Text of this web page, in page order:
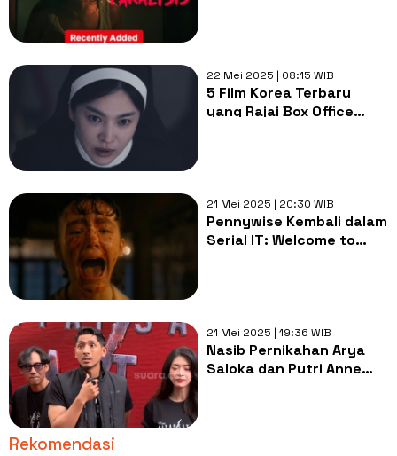
22 Mei 2025 | 08:15 WIB
5 Film Korea Terbaru
yang Rajai Box Office
21 Mei 2025 | 20:30 WIB
Pennywise Kembali dalam
Serial IT: Welcome to
21 Mei 2025 | 19:36 WIB
Nasib Pernikahan Arya
Saloka dan Putri Anne
Rekomendasi